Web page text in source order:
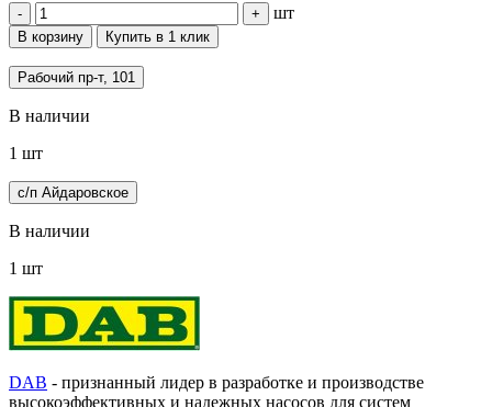
- + шт
В корзину Купить в 1 клик
Рабочий пр-т, 101
В наличии
1 шт
с/п Айдаровское
В наличии
1 шт
DAB - признанный лидер в разработке и производстве
высокоэффективных и надежных насосов для систем